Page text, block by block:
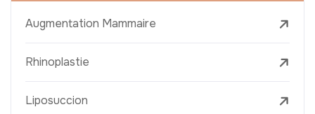
Augmentation Mammaire
Rhinoplastie
Liposuccion